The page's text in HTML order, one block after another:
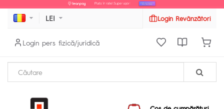
LEI Login Revânzători
Login pers fizică/juridică